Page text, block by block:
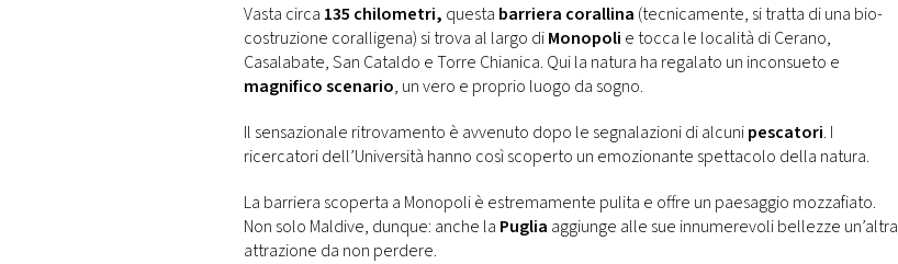
Vasta circa 135 chilometri, questa barriera corallina (tecnicamente, si tratta di una bio-
costruzione coralligena) si trova al largo diMonopoli e tocca le località di Cerano,
Casalabate, San Cataldo e Torre Chianica. Qui la natura ha regalato un inconsueto e
magnifico scenario, un vero e proprio luogo da sogno.
Il sensazionale ritrovamento è avvenuto dopo le segnalazioni di alcunipescatori. I
ricercatori dell’Università hanno così scoperto un emozionante spettacolo della natura.
La barriera scoperta a Monopoli è estremamente pulita e offre un paesaggio mozzafiato.
Non solo Maldive, dunque: anche la Puglia aggiunge alle sue innumerevoli bellezze un’altra
attrazione da non perdere.